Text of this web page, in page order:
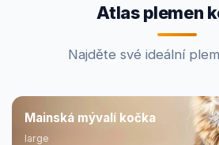
Atlas plemen
Najděte své ideální
Mainská mývalí kočka
large